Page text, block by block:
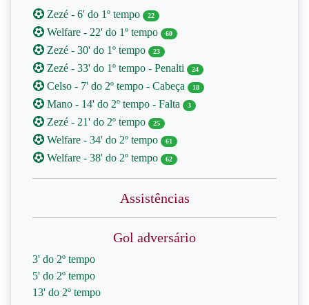
Zezé - 6' do 1º tempo 22
Welfare - 22' do 1º tempo 60
Zezé - 30' do 1º tempo 23
Zezé - 33' do 1º tempo - Penalti 24
Celso - 7' do 2º tempo - Cabeça 18
Mano - 14' do 2º tempo - Falta 3
Zezé - 21' do 2º tempo 25
Welfare - 34' do 2º tempo 61
Welfare - 38' do 2º tempo 62
Assistências
Gol adversário
3' do 2º tempo
5' do 2º tempo
13' do 2º tempo